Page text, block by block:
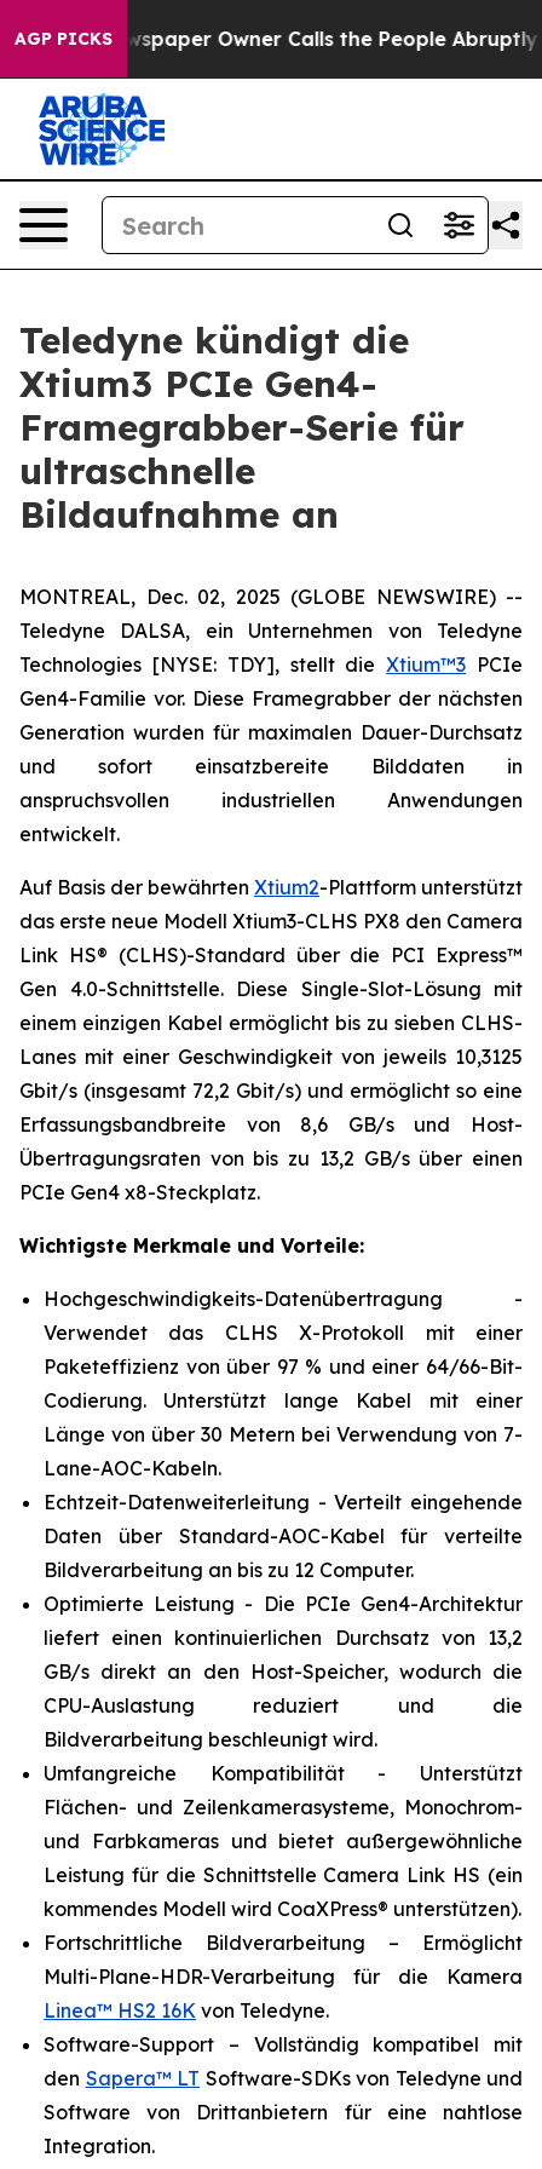
AGP PICKS
Newspaper Owner Calls the People Abruptly
Teledyne kündigt die
Xtium3 PCIe Gen4-
Framegrabber-Serie für
ultraschnelle
Bildaufnahme an
MONTREAL, Dec. 02, 2025 (GLOBE NEWSWIRE) --
Teledyne DALSA, ein Unternehmen von Teledyne
Technologies [NYSE: TDY], stellt dieXtium™3 PCIe
Gen4-Familie vor. Diese Framegrabber der nächsten
Generation wurden für maximalen Dauer-Durchsatz
und sofort einsatzbereite Bilddaten in
anspruchsvollen industriellen Anwendungen
entwickelt.
Auf Basis der bewährten Xtium2-Plattform unterstützt
das erste neue Modell Xtium3-CLHS PX8 den Camera
Link HS® (CLHS)-Standard über die PCI Express™
Gen 4.0-Schnittstelle. Diese Single-Slot-Lösung mit
einem einzigen Kabel ermöglicht bis zu sieben CLHS-
Lanes mit einer Geschwindigkeit von jeweils 10,3125
Gbit/s (insgesamt 72,2 Gbit/s) und ermöglicht so eine
Erfassungsbandbreite von 8,6 GB/s und Host-
Übertragungsraten von bis zu 13,2 GB/s über einen
PCIe Gen4 x8-Steckplatz.
Wichtigste Merkmale und Vorteile:
Hochgeschwindigkeits-Datenübertragung -
Verwendet das CLHS X-Protokoll mit einer
Paketeffizienz von über 97 % und einer 64/66-Bit-
Codierung. Unterstützt lange Kabel mit einer
Länge von über 30 Metern bei Verwendung von 7-
Lane-AOC-Kabeln.
Echtzeit-Datenweiterleitung - Verteilt eingehende
Daten über Standard-AOC-Kabel für verteilte
Bildverarbeitung an bis zu 12 Computer.
Optimierte Leistung - Die PCIe Gen4-Architektur
liefert einen kontinuierlichen Durchsatz von 13,2
GB/s direkt an den Host-Speicher, wodurch die
CPU-Auslastung reduziert und die
Bildverarbeitung beschleunigt wird.
Umfangreiche Kompatibilität - Unterstützt
Flächen- und Zeilenkamerasysteme, Monochrom-
und Farbkameras und bietet außergewöhnliche
Leistung für die Schnittstelle Camera Link HS (ein
kommendes Modell wird CoaXPress® unterstützen).
Fortschrittliche Bildverarbeitung – Ermöglicht
Multi-Plane-HDR-Verarbeitung für die Kamera
Linea™ HS2 16K von Teledyne.
Software-Support – Vollständig kompatibel mit
den Sapera™ LT Software-SDKs von Teledyne und
Software von Drittanbietern für eine nahtlose
Integration.